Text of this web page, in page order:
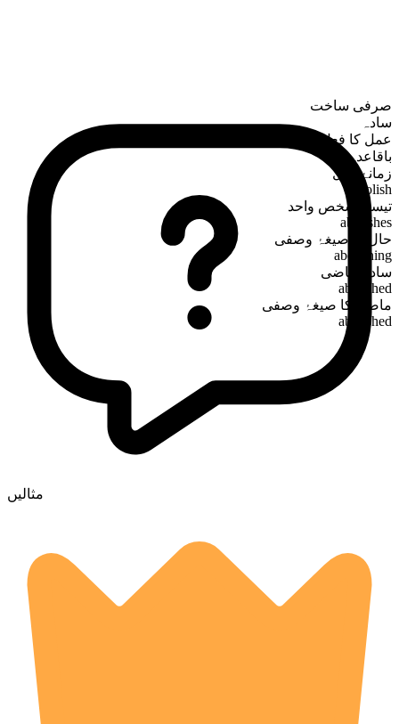
صرفی ساخت
سادہ
عمل کا فعل
باقاعدہ
زمانۂ حال
abolish
تیسرا شخص واحد
abolishes
حال کا صیغۂ وصفی
abolishing
سادہ ماضی
abolished
ماضی کا صیغۂ وصفی
abolished
مثالیں